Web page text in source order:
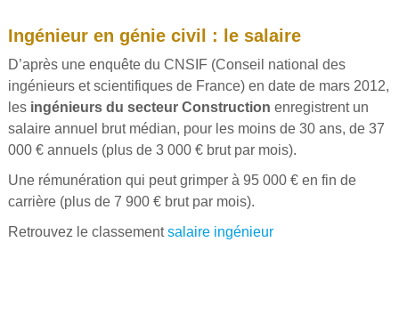
Ingénieur en génie civil : le salaire
D’après une enquête du CNSIF (Conseil national des
ingénieurs et scientifiques de France) en date de mars 2012,
les ingénieurs du secteur Construction enregistrent un
salaire annuel brut médian, pour les moins de 30 ans, de 37
000 € annuels (plus de 3 000 € brut par mois).
Une rémunération qui peut grimper à 95 000 € en fin de
carrière (plus de 7 900 € brut par mois).
Retrouvez le classementsalaire ingénieur